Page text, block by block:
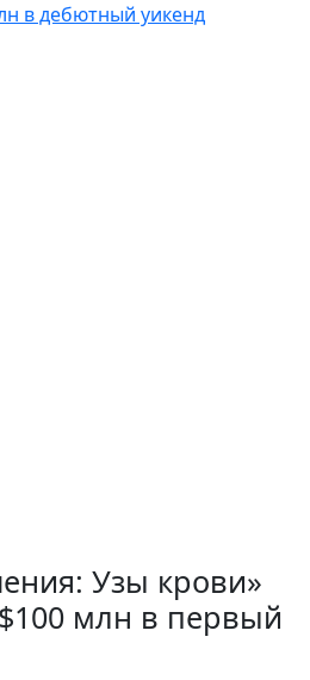
в дебютный уикенд
Узы крови»
млн в первый